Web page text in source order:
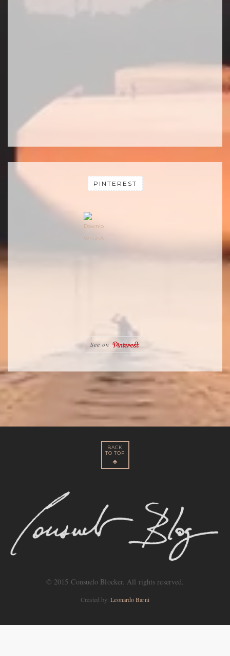
PINTEREST
See on
BACK
TO TOP
© 2015 Consuelo Blocker. All rights reserved.
Created by:Leonardo Barni